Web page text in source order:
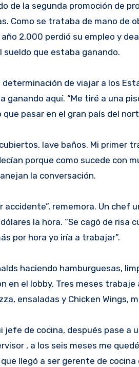
de la segunda promoción de
Como se trataba de mano de
año 2.000 perdió su empleo y
sueldo que estaba ganando.
de viajar a los
ganando aquí. “Me tiré a una
pasar en el gran país del
lave baños. Mi primer
porque como sucede con
la conversación.
accidente”, rememora. Un
la hora. “Se cagó de
por hora yo iría a trabajar”.
haciendo hamburguesas,
en el lobby. Tres meses
ensaladas y Chicken Wings,
jefe de cocina, después pase
, a los seis meses me
llegó a ser gerente de